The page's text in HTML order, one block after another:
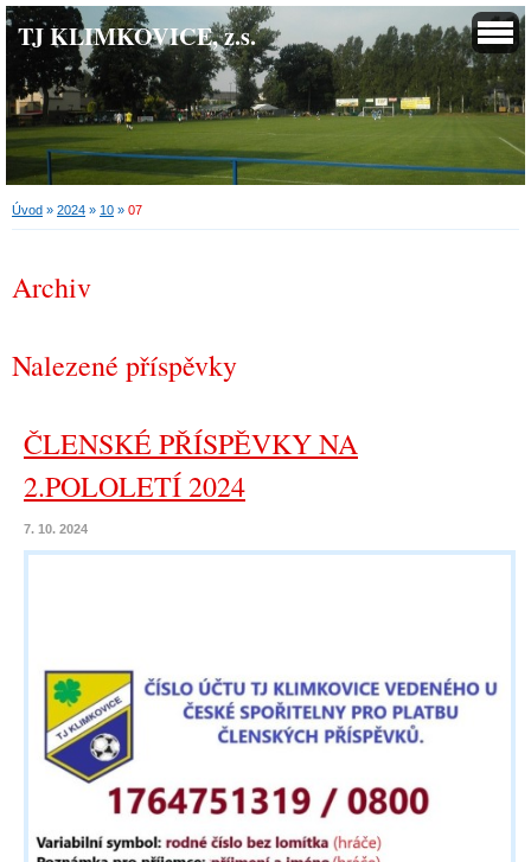
TJ KLIMKOVICE, z.s.
Úvod » 2024 » 10 » 07
Archiv
Nalezené příspěvky
ČLENSKÉ PŘÍSPĚVKY NA
2.POLOLETÍ 2024
7. 10. 2024